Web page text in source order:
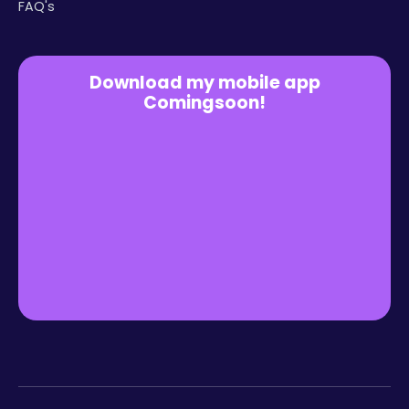
FAQ's
Download my mobile app
Comingsoon!